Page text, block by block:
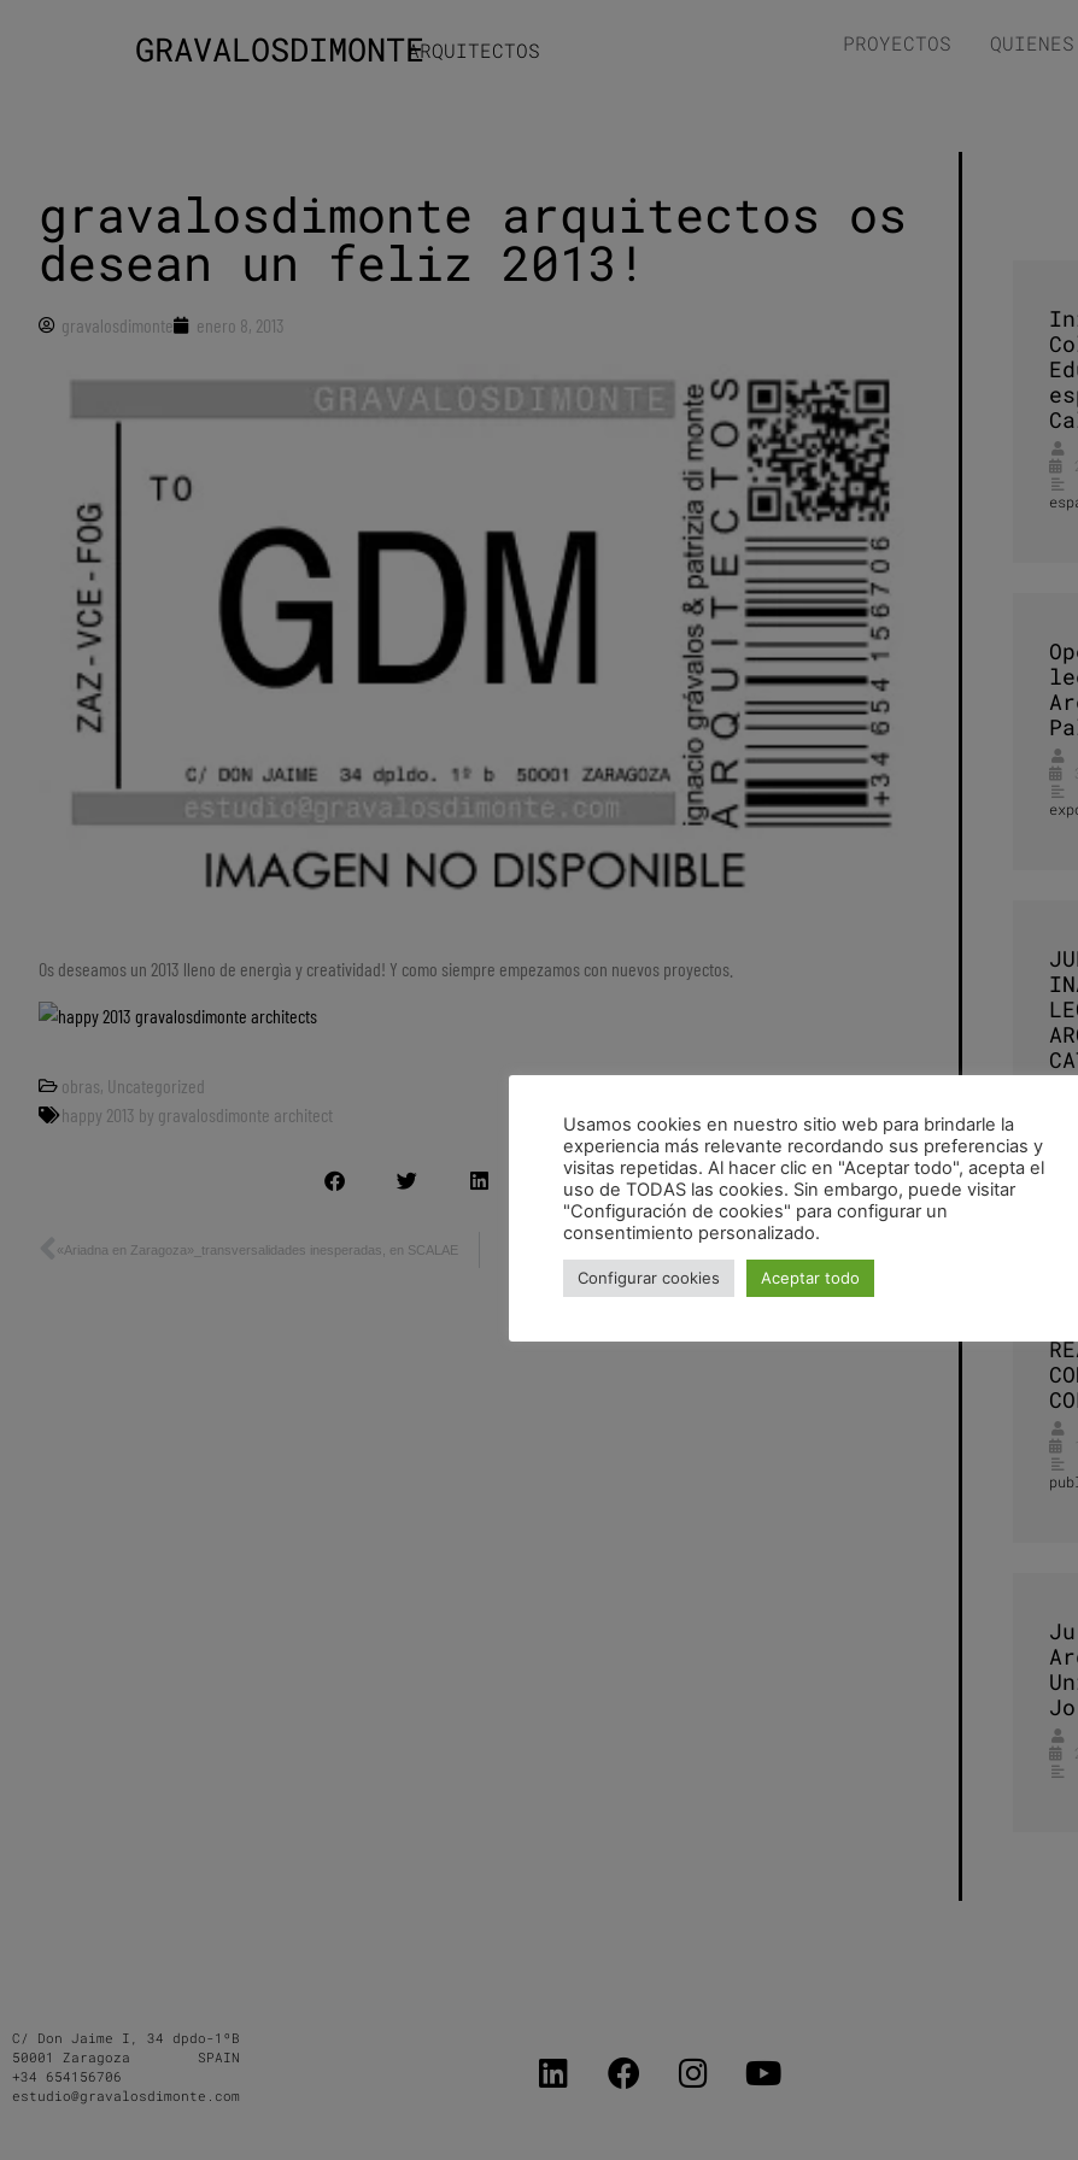
GRAVALOSDIMONTEARQUITECTOS PROYECTOS QUIENES
gravalosdimonte arquitectos os
desean un feliz 2013!
gravalosdimonte enero 8, 2013
Os deseamos un 2013 lleno de energìa y creatividad! Y como siempre empezamos con nuevos proyectos.
obras, Uncategorized
happy 2013 by gravalosdimonte architect
«Ariadna en Zaragoza»_transversalidades inesperadas, en SCALAE
C/ Don Jaime I, 34 dpdo-1ºB
50001 Zaragoza SPAIN
+34 654156706
estudio@gravalosdimonte.com
Usamos cookies en nuestro sitio web para brindarle la
experiencia más relevante recordando sus preferencias y
visitas repetidas. Al hacer clic en "Aceptar todo", acepta el
uso de TODAS las cookies. Sin embargo, puede visitar
"Configuración de cookies" para configurar un
consentimiento personalizado.
Configurar cookies Aceptar todo